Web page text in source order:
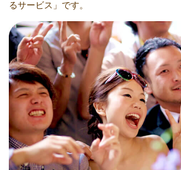
るサービス」です。